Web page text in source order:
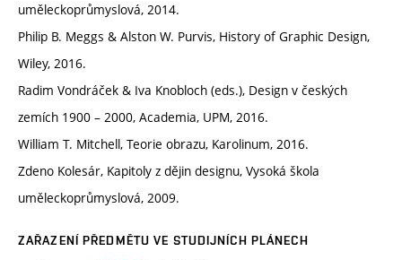
uměleckoprůmyslová, 2014.
Philip B. Meggs & Alston W. Purvis, History of Graphic Design,
Wiley, 2016.
Radim Vondráček & Iva Knobloch (eds.), Design v českých
zemích 1900 – 2000, Academia, UPM, 2016.
William T. Mitchell, Teorie obrazu, Karolinum, 2016.
Zdeno Kolesár, Kapitoly z dějin designu, Vysoká škola
uměleckoprůmyslová, 2009.
ZAŘAZENÍ PŘEDMĚTU VE STUDIJNÍCH PLÁNECH